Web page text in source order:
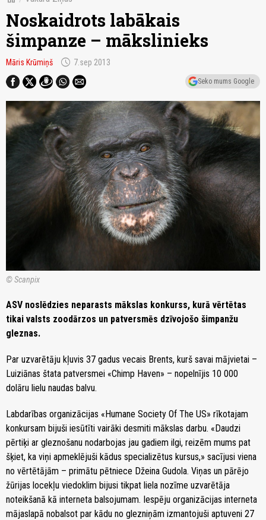
Noskaidrots labākais
šimpanze – mākslinieks
Māris Krūmiņš schedule 7.sep 2013
Seko mums Google
© Scanpix
ASV noslēdzies neparasts mākslas konkurss, kurā vērtētas
tikai valsts zoodārzos un patversmēs dzīvojošo šimpanžu
gleznas.
Par uzvarētāju kļuvis 37 gadus vecais Brents, kurš savai mājvietai –
Luiziānas štata patversmei «Chimp Haven» – nopelnījis 10 000
dolāru lielu naudas balvu.
Labdarības organizācijas «Humane Society Of The US» rīkotajam
konkursam bijuši iesūtīti vairāki desmiti mākslas darbu. «Daudzi
pērtiķi ar gleznošanu nodarbojas jau gadiem ilgi, reizēm mums pat
šķiet, ka viņi apmeklējuši kādus specializētus kursus,» sacījusi viena
no vērtētājām – primātu pētniece Džeina Gudola. Viņas un pārējo
žūrijas locekļu viedoklim bijusi tikpat liela nozīme uzvarētāja
noteikšanā kā interneta balsojumam. Iespēju organizācijas interneta
mājaslapā nobalsot par kādu no glezniņām izmantojuši aptuveni 27